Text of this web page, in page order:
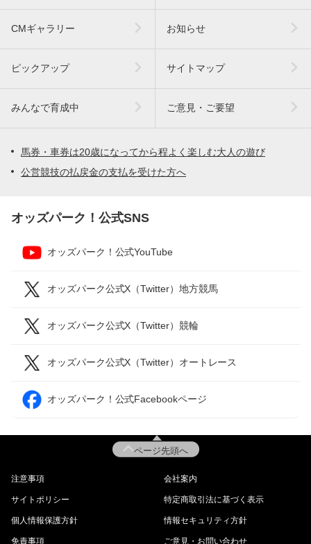
CMギャラリー お知らせ
ピックアップ サイトマップ
みんなで育成中 ご意見・ご要望
馬券・車券は20歳になってから程よく楽しむ大人の遊び
公営競技の払戻金の支払を受けた方へ
オッズパーク！公式SNS
オッズパーク！公式YouTube
オッズパーク公式X（Twitter）地方競馬
オッズパーク公式X（Twitter）競輪
オッズパーク公式X（Twitter）オートレース
オッズパーク！公式Facebookページ
ページ先頭へ
注意事項 会社案内
サイトポリシー 特定商取引法に基づく表示
個人情報保護方針 情報セキュリティ方針
免責事項 ご意見・お問い合わせ